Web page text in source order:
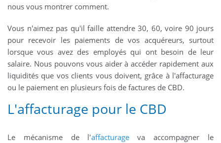
nous vous montrer comment.
Vous n'aimez pas qu'il faille attendre 30, 60, voire 90 jours
pour recevoir les paiements de vos acquéreurs, surtout
lorsque vous avez des employés qui ont besoin de leur
salaire. Nous pouvons vous aider à accéder rapidement aux
liquidités que vos clients vous doivent, grâce à l'affacturage
ou le paiement en plusieurs fois de factures de CBD.
L'affacturage pour le CBD
Le mécanisme de l'affacturageva accompagner le